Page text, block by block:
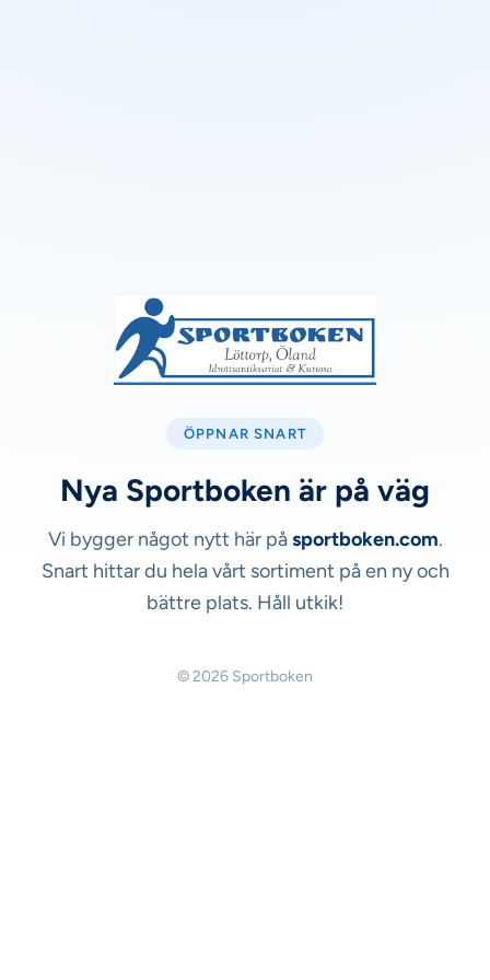
ÖPPNAR SNART
Nya Sportboken är på väg
Vi bygger något nytt här påsportboken.com.
Snart hittar du hela vårt sortiment på en ny och
bättre plats. Håll utkik!
© 2026 Sportboken